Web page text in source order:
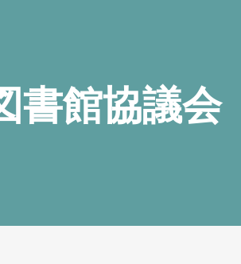
書館協議会